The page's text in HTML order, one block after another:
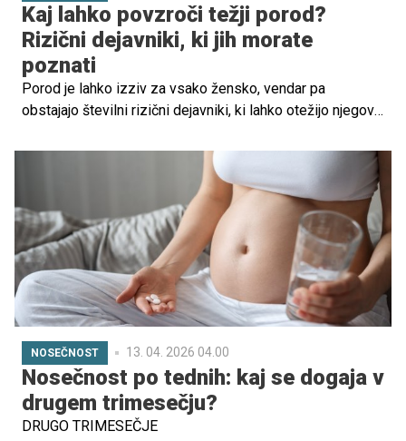
Kaj lahko povzroči težji porod?
Rizični dejavniki, ki jih morate
poznati
Porod je lahko izziv za vsako žensko, vendar pa
obstajajo številni rizični dejavniki, ki lahko otežijo njegov
vplivajo na težavnost poroda, vključno z velikostjo ploda,
obliko medenice in hormonskimi motnjami. Prav tako
bomo razpravljali o nepričakovanih zapletih, ki se lahko
pojavijo med porodom.
NOSEČNOST 13. 04. 2026 04.00
Nosečnost po tednih: kaj se dogaja v
drugem trimesečju?
DRUGO TRIMESEČJE